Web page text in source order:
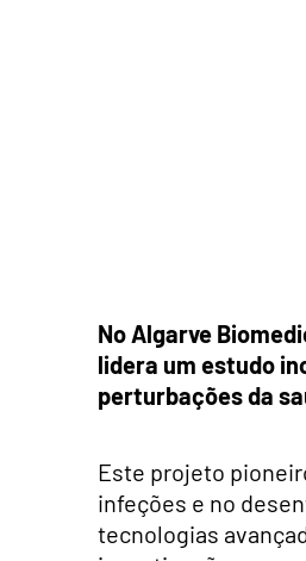
No Algarve
lidera um estudo
perturbações da
Este projeto
infeções e no
tecnologias